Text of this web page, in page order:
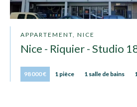
APPARTEMENT, NICE
Nice - Riquier - Studio
98 000 € 1 pièce 1 salle de bains